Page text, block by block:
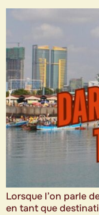
Lorsque l’on parle
en tant que